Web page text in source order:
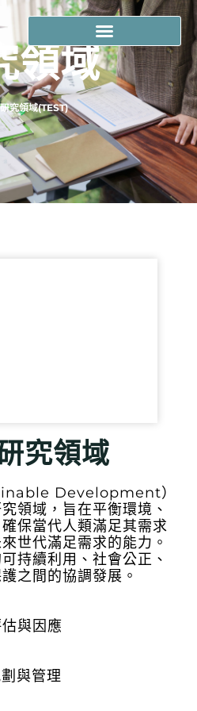
領域
研究領域(TEST)
究領域
Development）
領域，旨在平衡環境、
保當代人類滿足其需求
世代滿足需求的能力。
持續利用、社會公正、
之間的協調發展。
與因應
與管理